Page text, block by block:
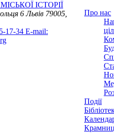
ІСТОРІЇ
6Львів 79005,
17-34 E-mail:
Про нас
Події